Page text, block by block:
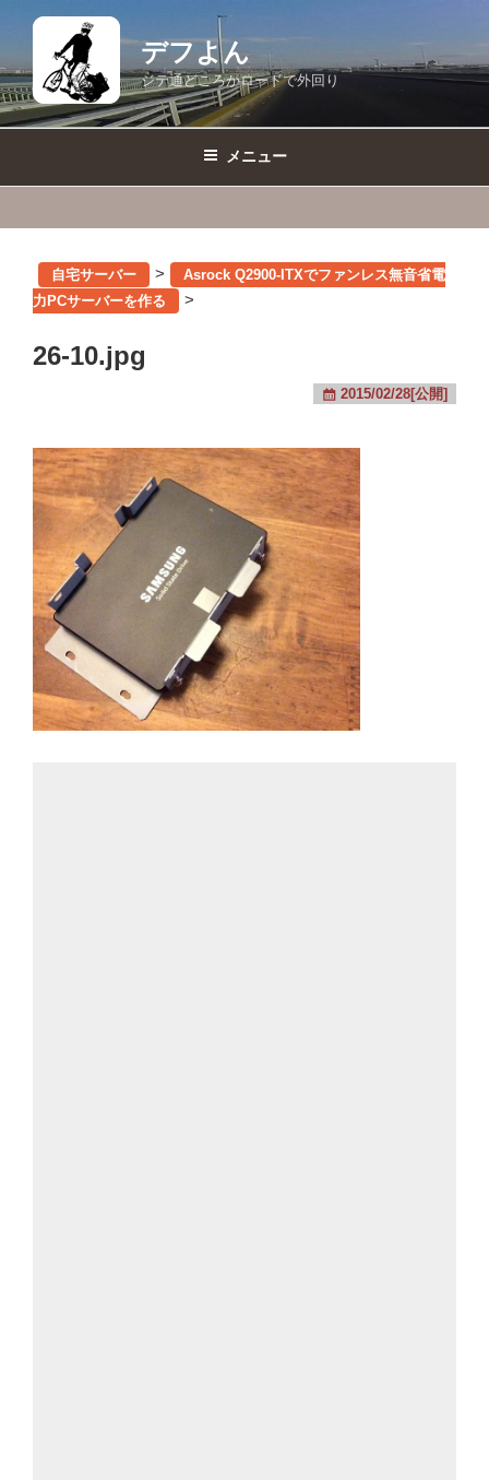
テ
ン
ツ
デフよん
ジテ通どころかロードで外回り
メニュー
自宅サーバー >
Asrock Q2900-ITXでファンレス無音省電
力PCサーバーを作る
>
26-10.jpg
2015/02/28[公開]